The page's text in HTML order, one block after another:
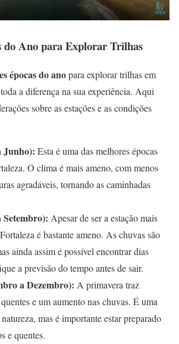
do Ano para Explorar Trilhas
épocas do anopara explorar trilhas em
a diferença na sua experiência. Aqui
sobre as estações e as condições
Junho): Esta é uma das melhores épocas
O clima é mais ameno, com menos
agradáveis, tornando as caminhadas
Apesar de ser a estação mais
é bastante ameno. As chuvas são
ainda assim é possível encontrar dias
a previsão do tempo antes de sair.
a Dezembro): A primavera traz
e um aumento nas chuvas. É uma
mas é importante estar preparado
e quentes.